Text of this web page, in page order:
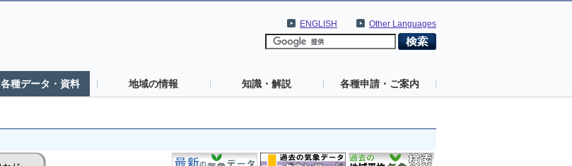
Other Languages
ENGLISH
各種データ・資料 地域の情報 知識・解説 各種申請・ご案内